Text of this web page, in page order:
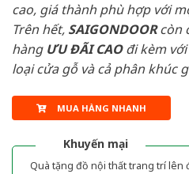
cao, giá thành phù hợp với
Trên hết, SAIGONDOORcòn
hàng ƯU ĐÃI CAOđi kèm
loại cửa gỗ và cả phân khúc
MUA HÀNG NHANH
Khuyến mại
Quà tặng đồ nội thất trang trí lên